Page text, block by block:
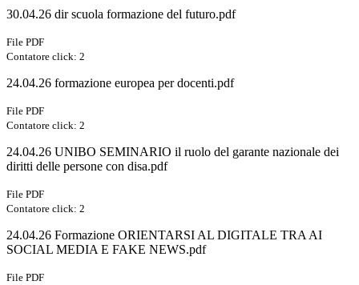
30.04.26 dir scuola formazione del futuro.pdf
File PDF
Contatore click: 2
24.04.26 formazione europea per docenti.pdf
File PDF
Contatore click: 2
24.04.26 UNIBO SEMINARIO il ruolo del garante nazionale dei
diritti delle persone con disa.pdf
File PDF
Contatore click: 2
24.04.26 Formazione ORIENTARSI AL DIGITALE TRA AI
SOCIAL MEDIA E FAKE NEWS.pdf
File PDF